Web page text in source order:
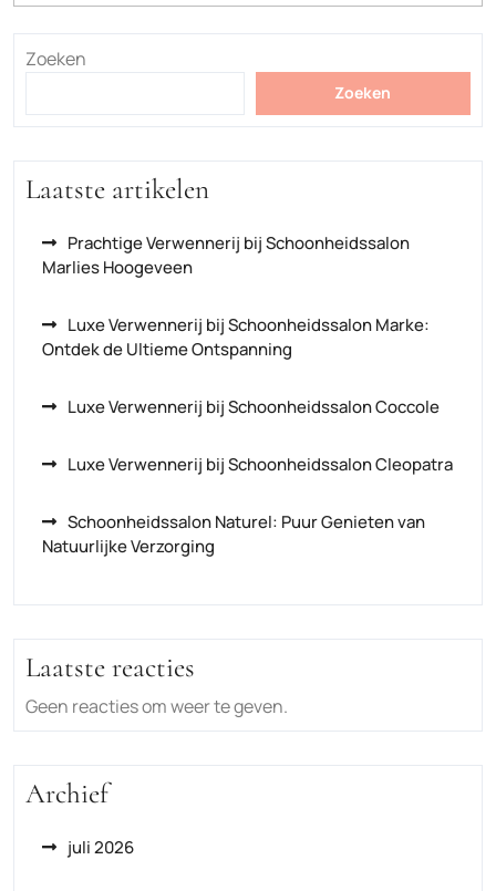
Zoeken
Zoeken
Laatste artikelen
Prachtige Verwennerij bij Schoonheidssalon
Marlies Hoogeveen
Luxe Verwennerij bij Schoonheidssalon Marke:
Ontdek de Ultieme Ontspanning
Luxe Verwennerij bij Schoonheidssalon Coccole
Luxe Verwennerij bij Schoonheidssalon Cleopatra
Schoonheidssalon Naturel: Puur Genieten van
Natuurlijke Verzorging
Laatste reacties
Geen reacties om weer te geven.
Archief
juli 2026